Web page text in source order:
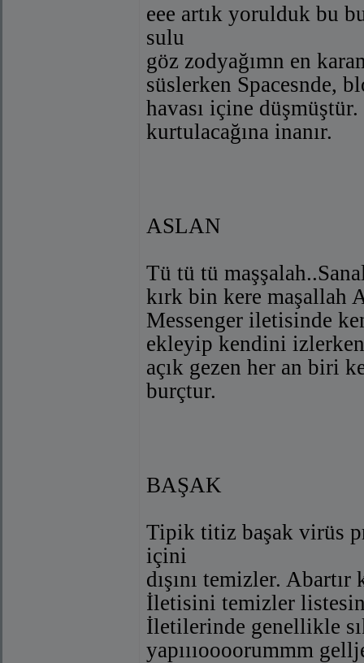
eee artık yorulduk bu
sulu
göz zodyağımn en
süslerken Spacesnde,
havası içine
kurtulacağına inanır.
ASLAN
Tü tü tü
kırk bin kere maşallah
Messenger iletisinde
ekleyip kendini
açık gezen her an biri
burçtur.
BAŞAK
Tipik titiz başak virüs
içini
dışını temizler.
İletisini temizler
İletilerinde genellikle
yapıııoooorummm